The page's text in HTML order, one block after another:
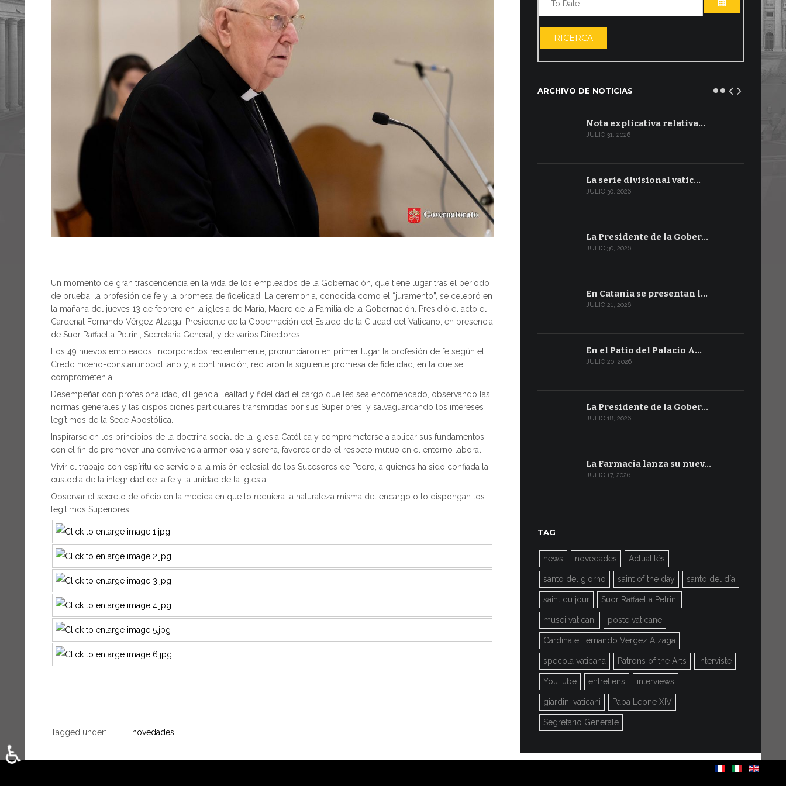
Un momento de gran trascendencia en la vida de los empleados de la Gobernación, que tiene lugar tras el período
de prueba: la profesión de fe y la promesa de fidelidad. La ceremonia, conocida como el “juramento”, se celebró en
la mañana del jueves 13 de febrero en la iglesia de María, Madre de la Familia de la Gobernación. Presidió el acto el
Cardenal Fernando Vérgez Alzaga, Presidente de la Gobernación del Estado de la Ciudad del Vaticano, en presencia
de Suor Raffaella Petrini, Secretaria General, y de varios Directores.
Los 49 nuevos empleados, incorporados recientemente, pronunciaron en primer lugar la profesión de fe según el
Credo niceno-constantinopolitano y, a continuación, recitaron la siguiente promesa de fidelidad, en la que se
comprometen a:
Desempeñar con profesionalidad, diligencia, lealtad y fidelidad el cargo que les sea encomendado, observando las
normas generales y las disposiciones particulares transmitidas por sus Superiores, y salvaguardando los intereses
legítimos de la Sede Apostólica.
Inspirarse en los principios de la doctrina social de la Iglesia Católica y comprometerse a aplicar sus fundamentos,
con el fin de promover una convivencia armoniosa y serena, favoreciendo el respeto mutuo en el entorno laboral.
Vivir el trabajo con espíritu de servicio a la misión eclesial de los Sucesores de Pedro, a quienes ha sido confiada la
custodia de la integridad de la fe y la unidad de la Iglesia.
Observar el secreto de oficio en la medida en que lo requiera la naturaleza misma del encargo o lo dispongan los
legítimos Superiores.
Tagged under: novedades
ABRIR EL
RICERCA
ARCHIVO DE NOTICIAS
Nota explicativa relativa…
JULIO 31, 2026
La serie divisional vatic…
JULIO 30, 2026
La Presidente de la Gober…
JULIO 30, 2026
En Catania se presentan l…
JULIO 21, 2026
En el Patio del Palacio A…
JULIO 20, 2026
La Presidente de la Gober…
JULIO 18, 2026
La Farmacia lanza su nuev…
JULIO 17, 2026
TAG
news novedades Actualités
santo del giorno saint of the day santo del día
saint du jour Suor Raffaella Petrini
musei vaticani poste vaticane
Cardinale Fernando Vérgez Alzaga
specola vaticana Patrons of the Arts interviste
YouTube entretiens interviews
giardini vaticani Papa Leone XIV
Segretario Generale